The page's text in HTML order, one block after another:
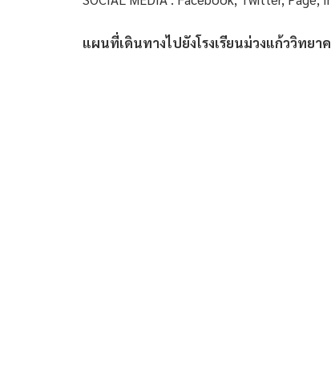
แผนที่เดินทางไปยังโรงเรียนม่วงแก้ววิทยา